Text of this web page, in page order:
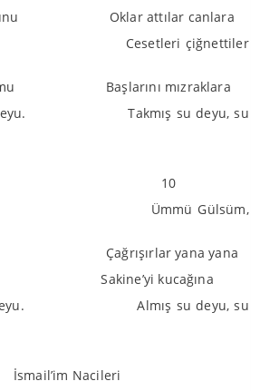
Oklar attılar canlara
nuru Cesetleri çiğnettiler
Başlarını mızraklara
su deyu. Takmış su deyu, su
Ümmü Gülsüm,
Çağrışırlar yana yana
Sakine’yi kucağına
su deyu. Almış su deyu, su
Nacileri